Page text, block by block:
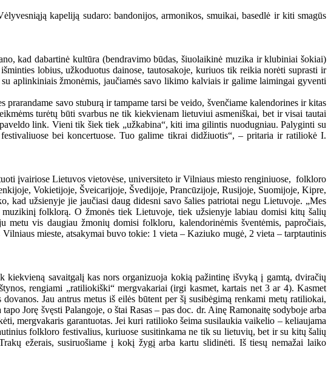
kapeliją sudaro: bandonijos, armonikos, smuikai, basedlė ir kiti smagūs
kad dabartinė kultūra (bendravimo būdas, šiuolaikinė muzika ir klubiniai šokiai)
lobius, užkoduotus dainose, tautosakoje, kuriuos tik reikia norėti suprasti ir
aplinkiniais žmonėmis, jaučiamės savo likimo kalviais ir galime laimingai gyventi
savo stuburą ir tampame tarsi be veido, švenčiame kalendorines ir kitas
turėtų būti svarbus ne tik kiekvienam lietuviui asmeniškai, bet ir visai tautai
link. Vieni tik šiek tiek „užkabina“, kiti ima gilintis nuodugniau. Palyginti su
bei koncertuose. Tuo galime tikrai didžiuotis“, – pritaria ir ratiliokė I.
įvairiose Lietuvos vietovėse, universiteto ir Vilniaus miesto renginiuose, folkloro
Vokietijoje, Šveicarijoje, Švedijoje, Prancūzijoje, Rusijoje, Suomijoje, Kipre,
užsienyje jie jaučiasi daug didesni savo šalies patriotai negu Lietuvoje. „Mes
folklorą. O žmonės tiek Lietuvoje, tiek užsienyje labiau domisi kitų šalių
vis daugiau žmonių domisi folkloru, kalendorinėmis šventėmis, papročiais,
mieste, atsakymai buvo tokie: 1 vieta – Kaziuko mugė, 2 vieta – tarptautinis
savaitgalį kas nors organizuoja kokią pažintinę išvyką į gamtą, dviračių
rengiami „ratiliokiški“ mergvakariai (irgi kasmet, kartais net 3 ar 4). Kasmet
Jau antrus metus iš eilės būtent per šį susibėgimą renkami metų ratiliokai,
Jorę švęsti Palangoje, o štai Rasas – pas doc. dr. Ainę Ramonaitę sodyboje arba
mergvakaris garantuotas. Jei kuri ratilioko šeima susilaukia vaikelio – keliaujama
folkloro festivalius, kuriuose susitinkama ne tik su lietuvių, bet ir su kitų šalių
ežerais, susiruošiame į kokį žygį arba kartu slidinėti. Iš tiesų nemažai laiko